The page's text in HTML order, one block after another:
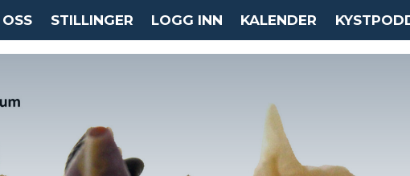
STILLINGER LOGG INN KALENDER